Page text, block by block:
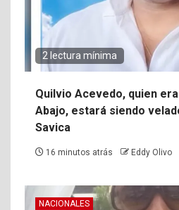
2 lectura mínima
Quilvio Acevedo, quien
Abajo, estará siendo
Savica
16 minutos atrás Eddy Olivo
NACIONALES